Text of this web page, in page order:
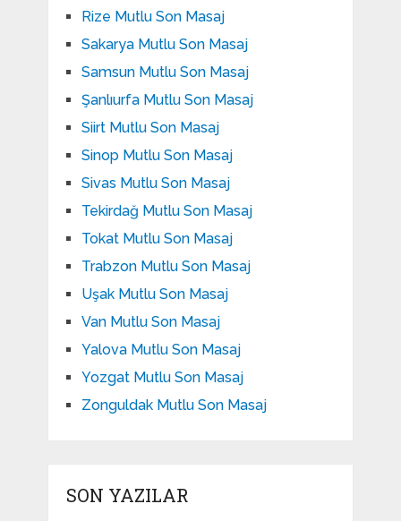
Rize Mutlu Son Masaj
Sakarya Mutlu Son Masaj
Samsun Mutlu Son Masaj
Şanlıurfa Mutlu Son Masaj
Siirt Mutlu Son Masaj
Sinop Mutlu Son Masaj
Sivas Mutlu Son Masaj
Tekirdağ Mutlu Son Masaj
Tokat Mutlu Son Masaj
Trabzon Mutlu Son Masaj
Uşak Mutlu Son Masaj
Van Mutlu Son Masaj
Yalova Mutlu Son Masaj
Yozgat Mutlu Son Masaj
Zonguldak Mutlu Son Masaj
SON YAZILAR